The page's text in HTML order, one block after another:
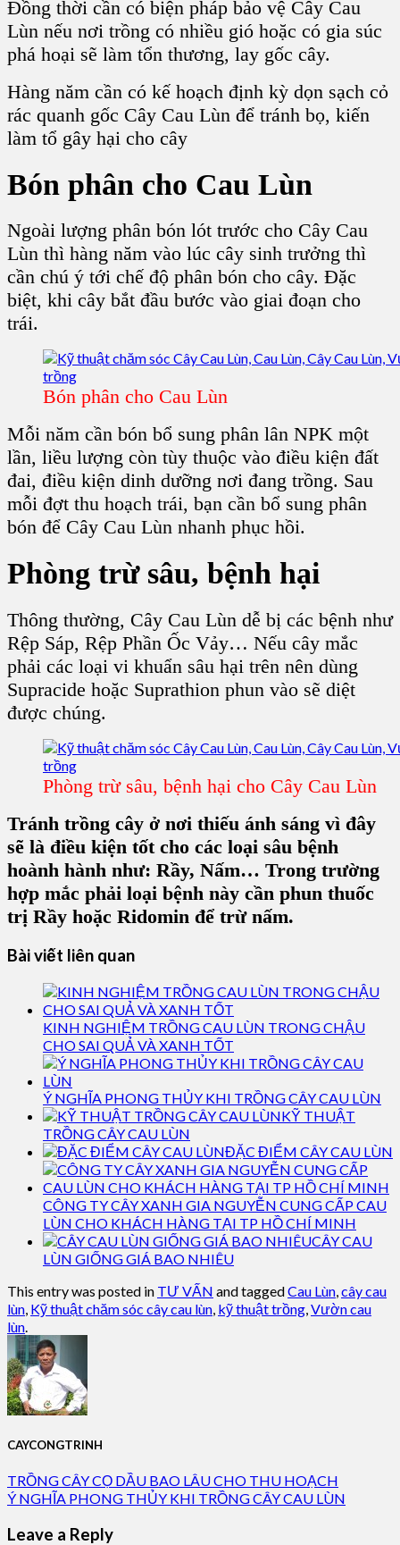
Đồng thời cần có biện pháp bảo vệ Cây Cau
Lùn nếu nơi trồng có nhiều gió hoặc có gia súc
phá hoại sẽ làm tổn thương, lay gốc cây.
Hàng năm cần có kế hoạch định kỳ dọn sạch cỏ
rác quanh gốc Cây Cau Lùn để tránh bọ, kiến
làm tổ gây hại cho cây
Bón phân cho Cau Lùn
Ngoài lượng phân bón lót trước cho Cây Cau
Lùn thì hàng năm vào lúc cây sinh trưởng thì
cần chú ý tới chế độ phân bón cho cây. Đặc
biệt, khi cây bắt đầu bước vào giai đoạn cho
trái.
Bón phân cho Cau Lùn
Mỗi năm cần bón bổ sung phân lân NPK một
lần, liều lượng còn tùy thuộc vào điều kiện đất
đai, điều kiện dinh dưỡng nơi đang trồng. Sau
mỗi đợt thu hoạch trái, bạn cần bổ sung phân
bón để Cây Cau Lùn nhanh phục hồi.
Phòng trừ sâu, bệnh hại
Thông thường, Cây Cau Lùn dễ bị các bệnh như
Rệp Sáp, Rệp Phần Ốc Vảy… Nếu cây mắc
phải các loại vi khuẩn sâu hại trên nên dùng
Supracide hoặc Suprathion phun vào sẽ diệt
được chúng.
Phòng trừ sâu, bệnh hại cho Cây Cau Lùn
Tránh trồng cây ở nơi thiếu ánh sáng vì đây
sẽ là điều kiện tốt cho các loại sâu bệnh
hoành hành như: Rầy, Nấm… Trong trường
hợp mắc phải loại bệnh này cần phun thuốc
trị Rầy hoặc Ridomin để trừ nấm.
Bài viết liên quan
KINH NGHIỆM TRỒNG CAU LÙN TRONG CHẬU
CHO SAI QUẢ VÀ XANH TỐT
Ý NGHĨA PHONG THỦY KHI TRỒNG CÂY CAU LÙN
KỸ THUẬT
TRỒNG CÂY CAU LÙN
ĐẶC ĐIỂM CÂY CAU LÙN
CÔNG TY CÂY XANH GIA NGUYỄN CUNG CẤP CAU
LÙN CHO KHÁCH HÀNG TẠI TP HỒ CHÍ MINH
CÂY CAU
LÙN GIỐNG GIÁ BAO NHIÊU
This entry was posted in TƯ VẤN and taggedCau Lùn cây cau
lùn Kỹ thuật chăm sóc cây cau lùn kỹ thuật trồng Vườn cau
lùn
CAYCONGTRINH
TRỒNG CÂY CỌ DẦU BAO LÂU CHO THU HOẠCH
Ý NGHĨA PHONG THỦY KHI TRỒNG CÂY CAU LÙN
Leave a Reply